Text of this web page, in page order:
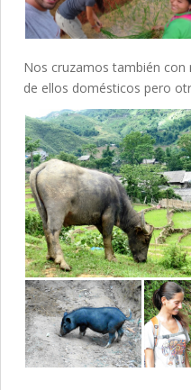
Nos cruzamos también
de ellos domésticos pero